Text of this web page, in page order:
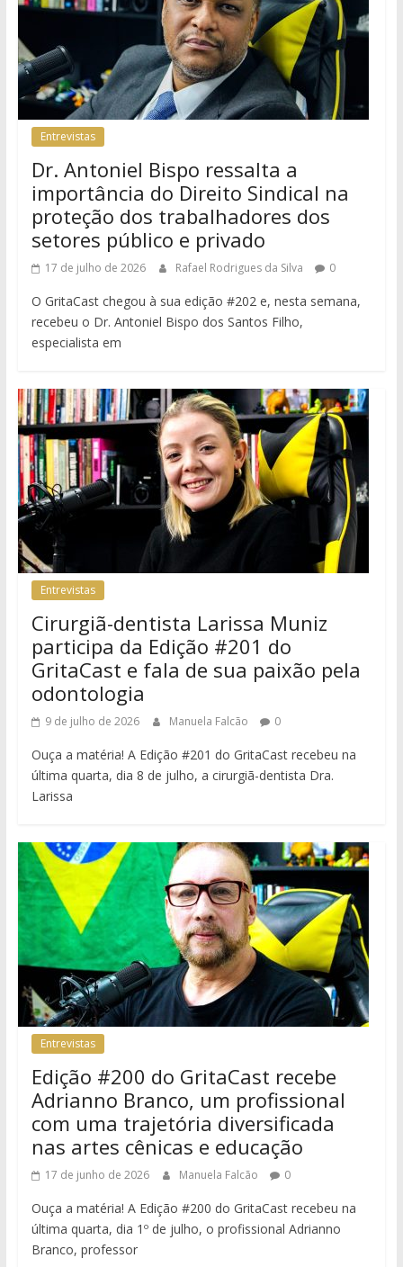
Entrevistas
Dr. Antoniel Bispo ressalta a
importância do Direito Sindical na
proteção dos trabalhadores dos
setores público e privado
17 de julho de 2026 Rafael Rodrigues da Silva 0
O GritaCast chegou à sua edição #202 e, nesta semana,
recebeu o Dr. Antoniel Bispo dos Santos Filho,
especialista em
Entrevistas
Cirurgiã-dentista Larissa Muniz
participa da Edição #201 do
GritaCast e fala de sua paixão pela
odontologia
9 de julho de 2026 Manuela Falcão 0
Ouça a matéria! A Edição #201 do GritaCast recebeu na
última quarta, dia 8 de julho, a cirurgiã-dentista Dra.
Larissa
Entrevistas
Edição #200 do GritaCast recebe
Adrianno Branco, um profissional
com uma trajetória diversificada
nas artes cênicas e educação
17 de junho de 2026 Manuela Falcão 0
Ouça a matéria! A Edição #200 do GritaCast recebeu na
última quarta, dia 1º de julho, o profissional Adrianno
Branco, professor